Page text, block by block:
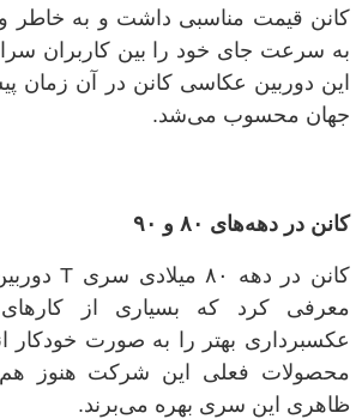
کانن قیمت مناسبی داشت و به خاطر
به سرعت جای خود را بین کاربران
این دوربین عکاسی کانن در آن زمان
جهان محسوب می‌شد.
کانن در دهه‌های ۸۰ و ۹۰
کانن در دهه ۸۰ میلادی سری T
معرفی کرد که بسیاری از کارهای
عکسبرداری بهتر را به صورت خودکار
محصولات فعلی این شرکت‌ هنوز
ظاهری این سری بهره می‌برند.